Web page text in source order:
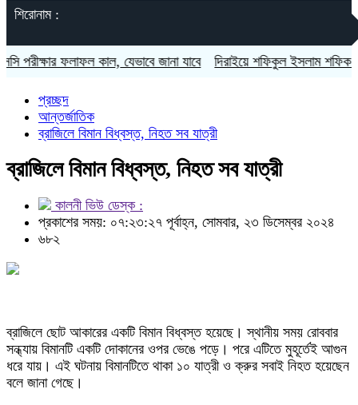
শিরোনাম :
ফলাফল কাল, যেভাবে জানা যাবে দিরাইয়ে শফিকুল ইসলাম শফিক ও
প্রচ্ছদ
আন্তর্জাতিক
ব্রাজিলে বিমান বিধ্বস্ত, নিহত সব যাত্রী
ব্রাজিলে বিমান বিধ্বস্ত, নিহত সব যাত্রী
কালনী ভিউ ডেস্ক :
প্রকাশের সময়: ০৭:২৩:২৭ পূর্বাহ্ন, সোমবার, ২৩ ডিসেম্বর ২০২৪
৬৮২
ব্রাজিলে ছোট আকারের একটি বিমান বিধ্বস্ত হয়েছে। স্থানীয় সময় রোববার
সন্ধ্যায় বিমানটি একটি দোকানের ওপর ভেঙে পড়ে। পরে এটিতে মুহূর্তেই আগুন
ধরে যায়। এই ঘটনায় বিমানটিতে থাকা ১০ যাত্রী ও ক্রুর সবাই নিহত হয়েছেন
বলে জানা গেছে।